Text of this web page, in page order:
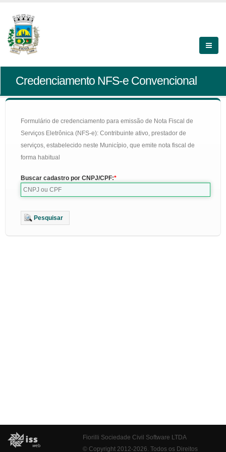
Credenciamento NFS-e Convencional
Formulário de credenciamento para emissão de Nota Fiscal de
Serviços Eletrônica (NFS-e): Contribuinte ativo, prestador de
serviços, estabelecido neste Município, que emite nota fiscal de
forma habitual
Buscar cadastro por CNPJ/CPF:
Pesquisar
Fiorilli Sociedade Civil Software LTDA
© Copyright 2012-2026. Todos os Direitos